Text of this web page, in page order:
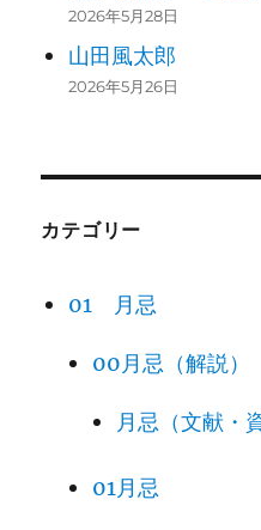
2026年5月28日
山田風太郎
2026年5月26日
カテゴリー
01 月忌
00月忌（解説）
月忌（文献・
01月忌